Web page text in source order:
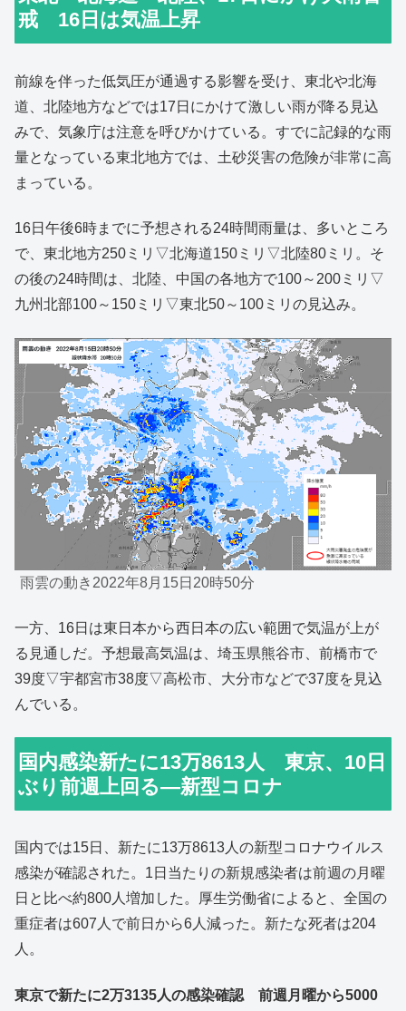
戒 16日は気温上昇
前線を伴った低気圧が通過する影響を受け、東北や北海
道、北陸地方などでは17日にかけて激しい雨が降る見込
みで、気象庁は注意を呼びかけている。すでに記録的な雨
量となっている東北地方では、土砂災害の危険が非常に高
まっている。
16日午後6時までに予想される24時間雨量は、多いところ
で、東北地方250ミリ▽北海道150ミリ▽北陸80ミリ。そ
の後の24時間は、北陸、中国の各地方で100～200ミリ▽
九州北部100～150ミリ▽東北50～100ミリの見込み。
雨雲の動き2022年8月15日20時50分
一方、16日は東日本から西日本の広い範囲で気温が上が
る見通しだ。予想最高気温は、埼玉県熊谷市、前橋市で
39度▽宇都宮市38度▽高松市、大分市などで37度を見込
んでいる。
国内感染新たに13万8613人 東京、10日
ぶり前週上回る―新型コロナ
国内では15日、新たに13万8613人の新型コロナウイルス
感染が確認された。1日当たりの新規感染者は前週の月曜
日と比べ約800人増加した。厚生労働省によると、全国の
重症者は607人で前日から6人減った。新たな死者は204
人。
東京で新たに2万3135人の感染確認 前週月曜から5000